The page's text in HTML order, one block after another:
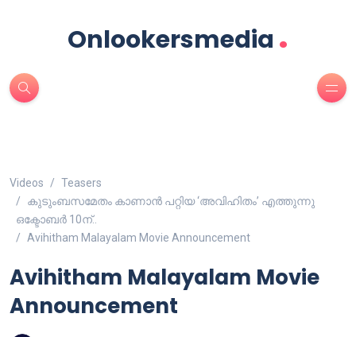
Onlookersmedia .
Videos
Teasers
കുടുംബസമേതം കാണാൻ പറ്റിയ ‘അവിഹിതം’ എത്തുന്നു
ഒക്ടോബർ 10ന്..
Avihitham Malayalam Movie Announcement
Avihitham Malayalam Movie
Announcement